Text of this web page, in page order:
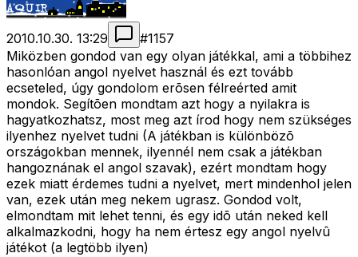
2010.10.30. 13:29 #1157
Miközben gondod van egy olyan játékkal, ami a többihez
hasonlóan angol nyelvet használ és ezt tovább
ecseteled, úgy gondolom erõsen félreérted amit
mondok. Segítõen mondtam azt hogy a nyilakra is
hagyatkozhatsz, most meg azt írod hogy nem szükséges
ilyenhez nyelvet tudni (A játékban is különbözõ
országokban mennek, ilyennél nem csak a játékban
hangoznának el angol szavak), ezért mondtam hogy
ezek miatt érdemes tudni a nyelvet, mert mindenhol jelen
van, ezek után meg nekem ugrasz. Gondod volt,
elmondtam mit lehet tenni, és egy idõ után neked kell
alkalmazkodni, hogy ha nem értesz egy angol nyelvû
játékot (a legtöbb ilyen)